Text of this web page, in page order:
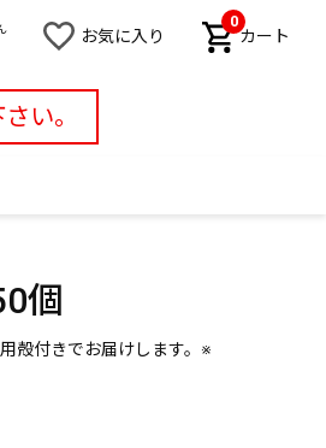
お気に入り カート
0
い。
個
殻付きでお届けします。※